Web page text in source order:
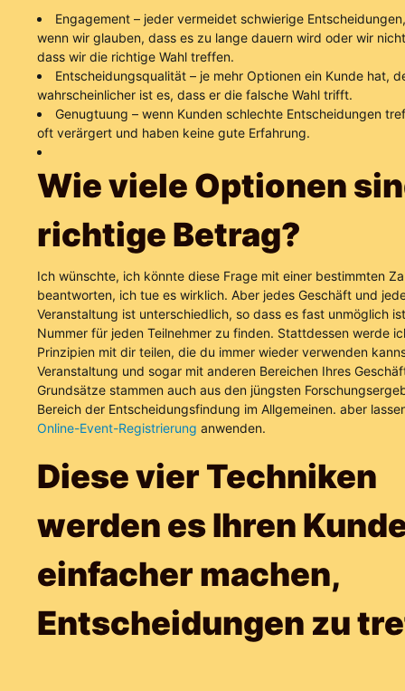
Engagement – jeder vermeidet schwierige
wenn wir glauben, dass es zu lange dauern wird oder wir
dass wir die richtige Wahl treffen.
Entscheidungsqualität – je mehr Optionen ein Kunde hat,
wahrscheinlicher ist es, dass er die falsche Wahl trifft.
Genugtuung – wenn Kunden schlechte Entscheidungen
oft verärgert und haben keine gute Erfahrung.
Wie viele Optionen
richtige Betrag?
Ich wünschte, ich könnte diese Frage mit einer bestimmten
beantworten, ich tue es wirklich. Aber jedes Geschäft und
Veranstaltung ist unterschiedlich, so dass es fast unmöglich
Nummer für jeden Teilnehmer zu finden. Stattdessen werde
Prinzipien mit dir teilen, die du immer wieder verwenden
Veranstaltung und sogar mit anderen Bereichen Ihres
Grundsätze stammen auch aus den jüngsten
Bereich der Entscheidungsfindung im Allgemeinen. aber
Online-Event-Registrierung anwenden.
Diese vier Techniken
werden es Ihren
einfacher machen,
Entscheidungen zu